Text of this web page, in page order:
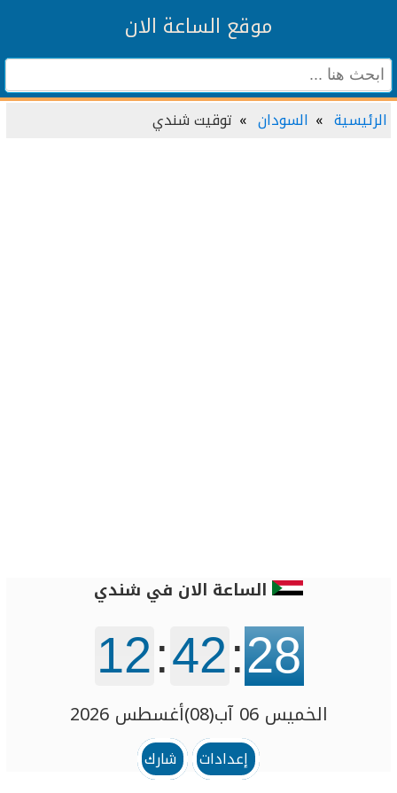
موقع الساعة الان
الرئيسية السودان توقيت شندي
الساعة الان في شندي
12:42:28
الخميس 06 آب(08)أغسطس 2026
إعدادات
شارك